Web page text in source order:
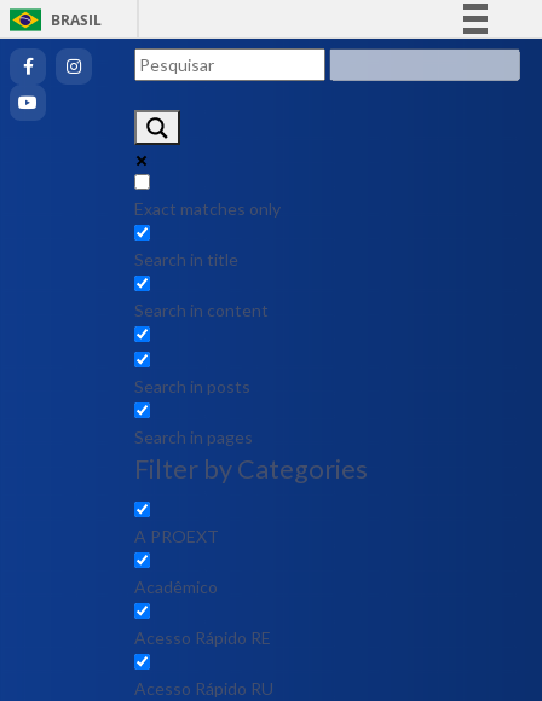
BRASIL
Exact matches only
Search in title
Search in content
Search in posts
Search in pages
Filter by Categories
A PROEXT
Acadêmico
Acesso Rápido RE
Acesso Rápido RU